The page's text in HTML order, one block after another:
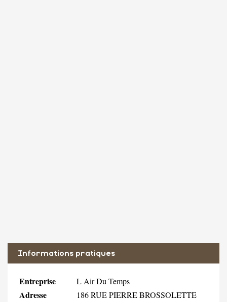
Informations pratiques
Entreprise L Air Du Temps
Adresse 186 RUE PIERRE BROSSOLETTE